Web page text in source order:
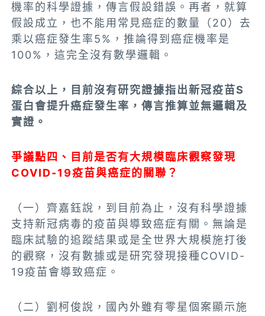
機率的科學證據，傳言假設錯誤。再者，就算
假設成立 ，也不能用常見癌症的數量（20）去
乘以癌症發生率5%，推論得到癌症機率是
100%，這完全沒有數學邏輯。
綜合以上，目前沒有研究證據指出新冠疫苗S
蛋白會提升癌症發生率，傳言推算並無邏輯及
實證。
爭議點四、目前是否有大規模臨床觀察發現
COVID-19疫苗與癌症的關聯？
（一）齊嘉鈺說，到目前為止，沒有科學證據
支持新冠病毒的疫苗與導致癌症有關。無論是
臨床試驗的追蹤結果或是全世界大規模施打後
的觀察，沒有數據或是研究發現接種COVID-
19疫苗會導致癌症。
（二）劉柯俊說，國內外雖有零星個案顯示施